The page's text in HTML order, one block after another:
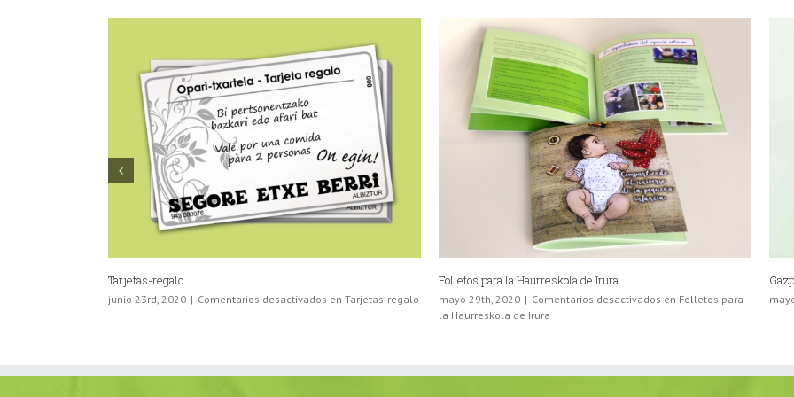
Restaurante Larraitz-gain
mayo 25th, 2020 Comentarios desactivados en Restaurante
Alimva
mayo 22nd, 2020 Comentarios desactivados en Alimva